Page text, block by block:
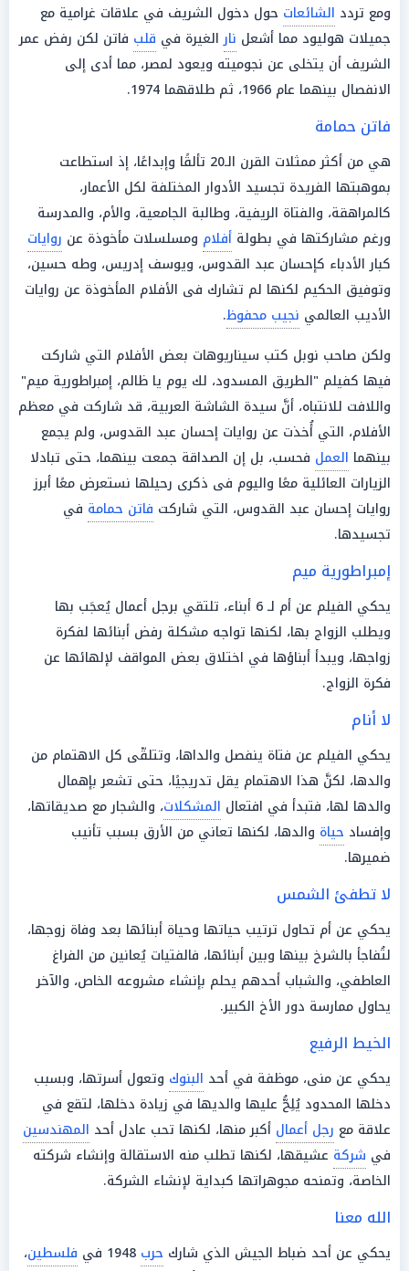
ومع تردد الشائعات حول دخول الشريف في علاقات غرامية مع
جميلات هوليود مما أشعل نارالغيرة في قلب فاتن لكن رفض عمر
الشريف أن يتخلى عن نجوميته ويعود لمصر، مما أدى إلى
الانفصال بينهما عام 1966، ثم طلاقهما 1974.
فاتن حمامة
هي من أكثر ممثلات القرن الـ20 تألقًا وإبداعًا، إذ استطاعت
بموهبتها الفريدة تجسيد الأدوار المختلفة لكل الأعمار،
كالمراهقة، والفتاة الريفية، وطالبة الجامعية، والأم، والمدرسة
ورغم مشاركتها في بطولة أفلام ومسلسلات مأخوذة عن روايات
كبار الأدباء كإحسان عبد القدوس، ويوسف إدريس، وطه حسين،
وتوفيق الحكيم لكنها لم تشارك فى الأفلام المأخوذة عن روايات
الأديب العالمي نجيب محفوظ.
ولكن صاحب نوبل كتب سيناريوهات بعض الأفلام التي شاركت
فيها كفيلم "الطريق المسدود، لك يوم يا ظالم، إمبراطورية ميم"
واللافت للانتباه، أنَّ سيدة الشاشة العربية، قد شاركت في معظم
الأفلام، التي أُخذت عن روايات إحسان عبد القدوس، ولم يجمع
بينهما العمل فحسب، بل إن الصداقة جمعت بينهما، حتى تبادلا
الزيارات العائلية معًا واليوم فى ذكرى رحيلها نستعرض معًا أبرز
روايات إحسان عبد القدوس، التي شاركت فاتن حمامة في
تجسيدها.
إمبراطورية ميم
يحكي الفيلم عن أم لـ 6 أبناء، تلتقي برجل أعمال يُعجَب بها
ويطلب الزواج بها، لكنها تواجه مشكلة رفض أبنائها لفكرة
زواجها، ويبدأ أبناؤها في اختلاق بعض المواقف لإلهائها عن
فكرة الزواج.
لا أنام
يحكي الفيلم عن فتاة ينفصل والداها، وتتلقّى كل الاهتمام من
والدها، لكنَّ هذا الاهتمام يقل تدريجيًا، حتى تشعر بإهمال
والدها لها، فتبدأ في افتعال المشكلات، والشجار مع صديقاتها،
وإفساد حياة والدها، لكنها تعاني من الأرق بسبب تأنيب
ضميرها.
لا تطفئ الشمس
يحكي عن أم تحاول ترتيب حياتها وحياة أبنائها بعد وفاة زوجها،
لتُفاجأ بالشرخ بينها وبين أبنائها، فالفتيات يُعانين من الفراغ
العاطفي، والشباب أحدهم يحلم بإنشاء مشروعه الخاص، والآخر
يحاول ممارسة دور الأخ الكبير.
الخيط الرفيع
يحكي عن منى، موظفة في أحد البنوك وتعول أسرتها، وبسبب
دخلها المحدود يُلِحُّ عليها والديها في زيادة دخلها، لتقع في
علاقة مع رجل أعمال أكبر منها، لكنها تحب عادل أحد المهندسين
في شركة عشيقها، لكنها تطلب منه الاستقالة وإنشاء شركته
الخاصة، وتمنحه مجوهراتها كبداية لإنشاء الشركة.
الله معنا
يحكي عن أحد ضباط الجيش الذي شارك حرب فلسطين،